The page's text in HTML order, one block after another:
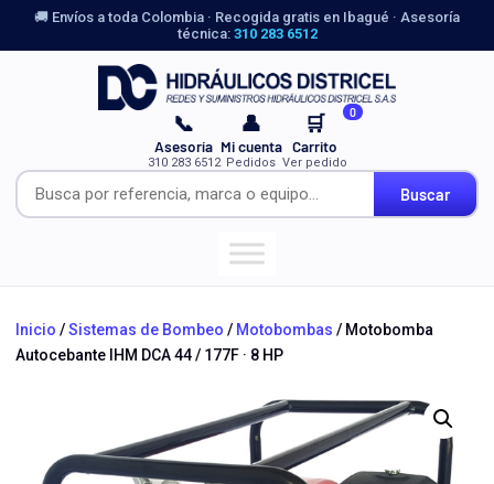
🚚 Envíos a toda Colombia · Recogida gratis en Ibagué · Asesoría
técnica: 310 283 6512
Buscar
📞
Asesoría
310 283 6512
👤
Mi cuenta
Pedidos
🛒 0
Carrito
Ver pedido
Inicio /Sistemas de Bombeo / Motobombas / Motobomba
Autocebante IHM DCA 44 / 177F · 8 HP